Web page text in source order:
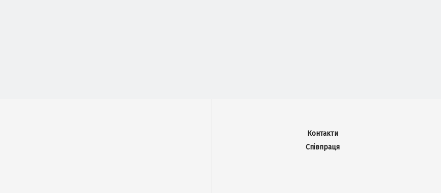
Контакти
Співпраця